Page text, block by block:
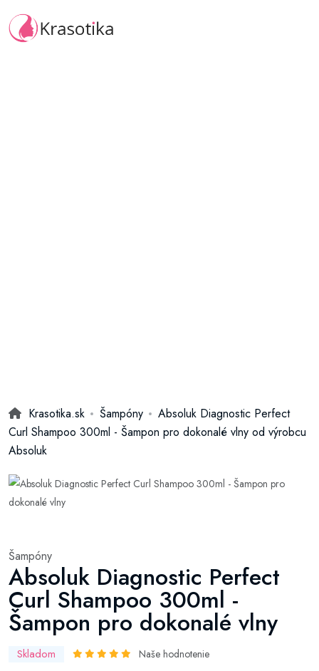
Krasotika.sk Šampóny
Absoluk Diagnostic Perfect
Curl Shampoo 300ml - Šampon pro dokonalé vlny od výrobcu
Absoluk
Šampóny
Absoluk Diagnostic Perfect
Curl Shampoo 300ml -
Šampon pro dokonalé vlny
Skladom Naše hodnotenie